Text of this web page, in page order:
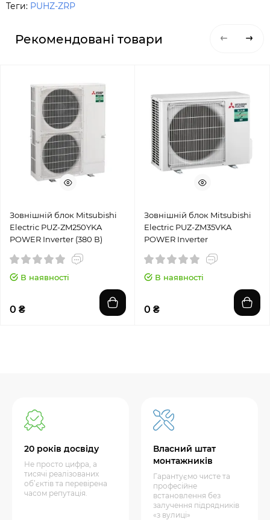
Теги: PUHZ-ZRP
Рекомендовані товари
Зовнішній блок Mitsubishi
Electric PUZ-ZM250YKA
POWER Inverter (380 В)
В наявності
0 ₴
Зовнішній блок Mitsubishi
Electric PUZ-ZM35VKA
POWER Inverter
В наявності
0 ₴
20 років досвіду
Не просто цифра, а
тисячі реалізованих
об’єктів та перевірена
часом репутація.
Власний штат
монтажників
Гарантуємо чисте та
професійне
встановлення без
залучення підрядників
«з вулиці»